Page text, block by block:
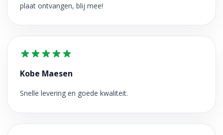
plaat ontvangen, blij mee!
Kobe Maesen
Snelle levering en goede kwaliteit.